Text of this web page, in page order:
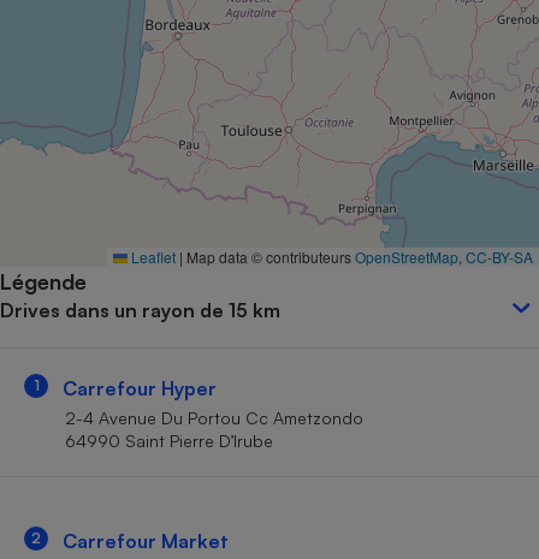
Leaflet | Map data © contributeursOpenStreetMap CC-BY-SA
Légende
Drives dans un rayon de 15 km
1 Carrefour Hyper
2-4 Avenue Du Portou Cc Ametzondo
64990 Saint Pierre D’Irube
2 Carrefour Market
Complément
alimentaire
bouteille
Assurance emprunteur
Petit électroménager -
Matelas
Mutuelle